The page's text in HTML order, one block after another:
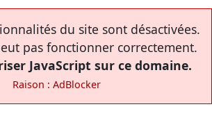
du site sont désactivées.
pas fonctionner correctement.
JavaScript sur ce domaine.
Raison : AdBlocker